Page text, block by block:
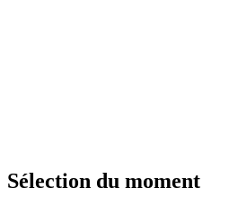
Sélection du moment